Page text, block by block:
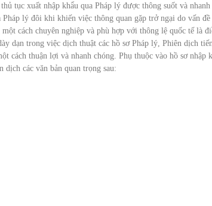
tục xuất nhập khẩu qua Pháp lý được thông suốt và nhanh
lý đôi khi khiến việc thông quan gặp trở ngại do vấn đề
cách chuyên nghiệp và phù hợp với thông lệ quốc tế là
dạn trong việc dịch thuật các hồ sơ Pháp lý, Phiên dịch
cách thuận lợi và nhanh chóng. Phụ thuộc vào hồ sơ nhập
các văn bản quan trọng sau: